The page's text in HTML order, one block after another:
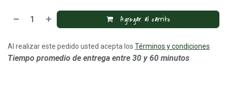
Agregar al carrito
Al realizar este pedido usted acepta los Términos y condiciones
Tiempo promedio de entrega entre 30 y 60 minutos